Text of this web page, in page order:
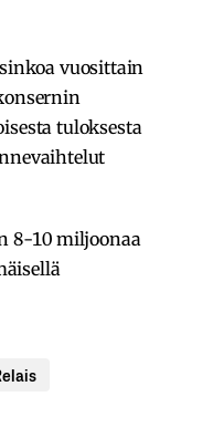
vuosittain
tuloksesta
8-10 miljoonaa